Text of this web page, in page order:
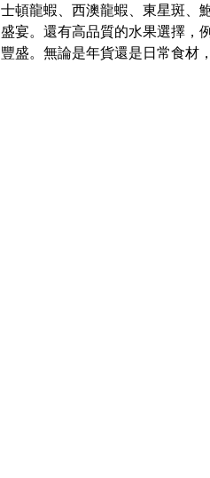
士頓龍蝦、西澳龍蝦、東星斑、
盛宴。還有高品質的水果選擇，
豐盛。無論是年貨還是日常食材